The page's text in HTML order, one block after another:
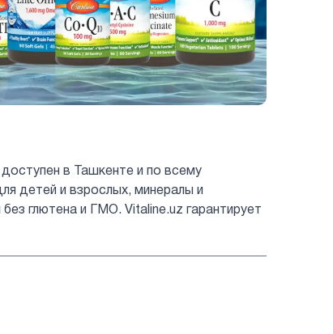
в Ташкенте и по всему
детей и взрослых, минералы и
глютена и ГМО. Vitaline.uz гарантирует